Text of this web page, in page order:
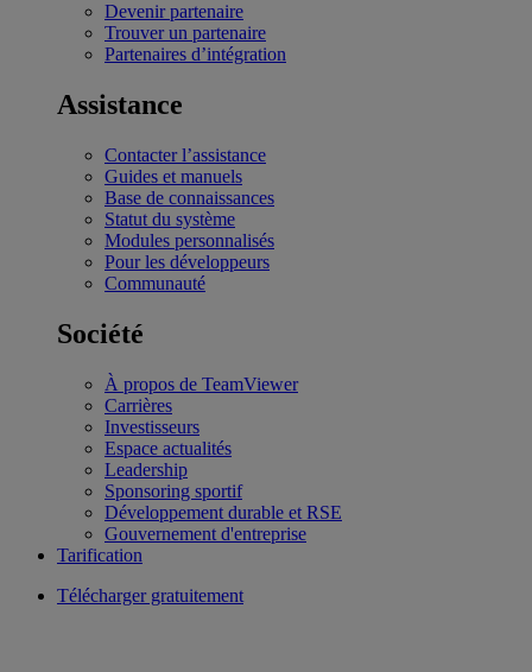
Devenir partenaire
Trouver un partenaire
Partenaires d’intégration
Assistance
Contacter l’assistance
Guides et manuels
Base de connaissances
Statut du système
Modules personnalisés
Pour les développeurs
Communauté
Société
À propos de TeamViewer
Carrières
Investisseurs
Espace actualités
Leadership
Sponsoring sportif
Développement durable et RSE
Gouvernement d'entreprise
Tarification
Télécharger gratuitement